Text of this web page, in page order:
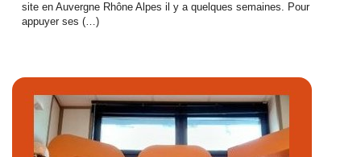
site en Auvergne Rhône Alpes il y a quelques semaines. Pour
appuyer ses (…)